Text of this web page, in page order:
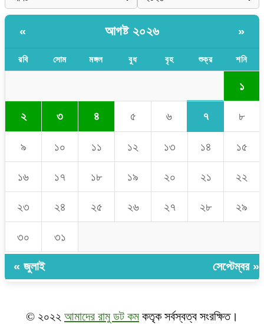
« আগষ্ট ২০২৬ »
রবি সোম মঙ্গল বুধ বৃহ শুক্র শনি
১
২ ৩ ৪ ৫ ৬ ৭ ৮
৯ ১০ ১১ ১২ ১৩ ১৪ ১৫
১৬ ১৭ ১৮ ১৯ ২০ ২১ ২২
২৩ ২৪ ২৫ ২৬ ২৭ ২৮ ২৯
৩০ ৩১
« জুলাই সেপ্টেম্বর »
© ২০২২ আমাদের রামু ডট কমকতৃক সর্বস্বত্ব সংরক্ষিত।